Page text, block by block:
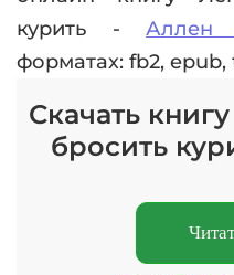
курить -Аллен
форматах: fb2, epub,
Скачать
бросить